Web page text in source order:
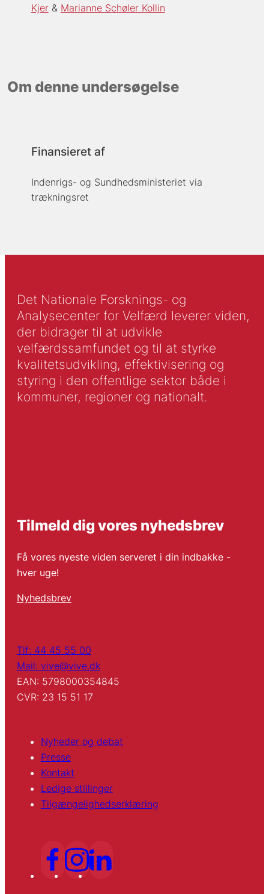
Kjer
Marianne Schøler Kollin
Om denne undersøgelse
Finansieret af
Indenrigs- og Sundhedsministeriet via
trækningsret
Det Nationale Forsknings- og
Analysecenter for Velfærd leverer viden,
der bidrager til at udvikle
velfærdssamfundet og til at styrke
kvalitetsudvikling, effektivisering og
styring i den offentlige sektor både i
kommuner, regioner og nationalt.
Tilmeld dig vores nyhedsbrev
Få vores nyeste viden serveret i din indbakke -
hver uge!
Nyhedsbrev
Tlf: 44 45 55 00
Mail: vive@vive.dk
EAN: 5798000354845
CVR: 23 15 51 17
Nyheder og debat
Presse
Kontakt
Ledige stillinger
Tilgængelighedserklæring